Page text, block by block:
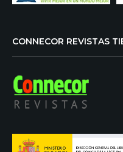
CONNECOR REVISTAS